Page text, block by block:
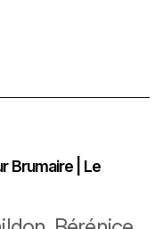
Brumaire | Le